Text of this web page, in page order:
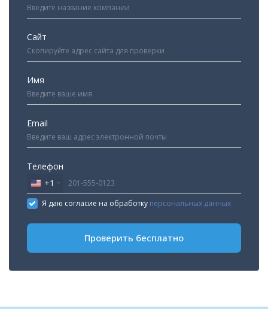
Сайт
Имя
Email
Телефон
United
States
+1
+1
Я даю согласие на обработку персональных данных
Проверить бесплатно